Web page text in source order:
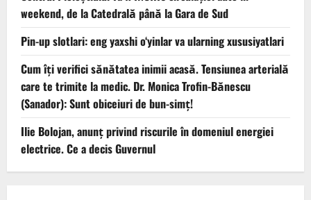
weekend, de la Catedrală până la Gara de Sud
Pin-up slotlari: eng yaxshi o‘yinlar va ularning xususiyatlari
Cum îți verifici sănătatea inimii acasă. Tensiunea arterială
care te trimite la medic. Dr. Monica Trofin-Bănescu
(Sanador): Sunt obiceiuri de bun-simț!
Ilie Bolojan, anunț privind riscurile în domeniul energiei
electrice. Ce a decis Guvernul